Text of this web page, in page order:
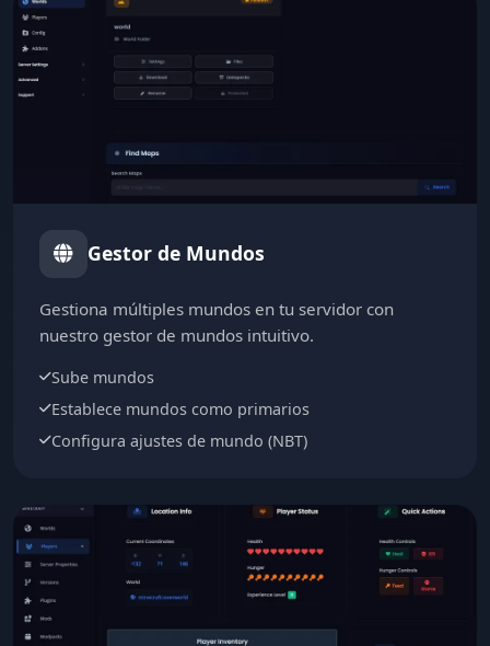
Gestor de Mundos
Gestiona múltiples mundos en tu servidor con
nuestro gestor de mundos intuitivo.
Sube mundos
Establece mundos como primarios
Configura ajustes de mundo (NBT)